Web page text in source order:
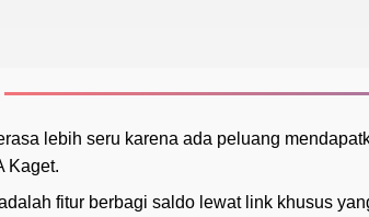
lebih seru karena ada peluang
Kaget.
fitur berbagi saldo lewat link khusus